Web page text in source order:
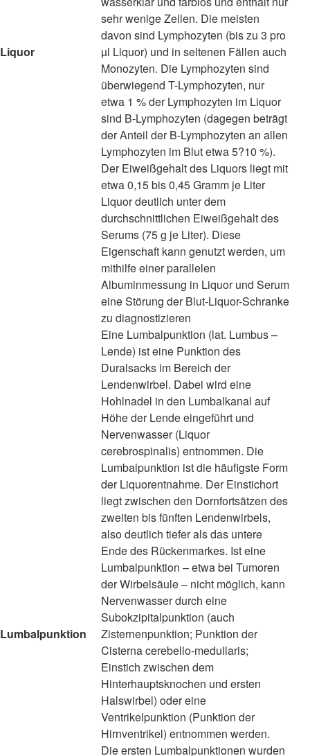
Liquor
sehr wenige Zellen. Die meisten
davon sind Lymphozyten (bis zu 3 pro
µl Liquor) und in seltenen Fällen auch
Monozyten. Die Lymphozyten sind
überwiegend T-Lymphozyten, nur
etwa 1 % der Lymphozyten im Liquor
sind B-Lymphozyten (dagegen beträgt
der Anteil der B-Lymphozyten an allen
Lymphozyten im Blut etwa 5?10 %).
Der Eiweißgehalt des Liquors liegt mit
etwa 0,15 bis 0,45 Gramm je Liter
Liquor deutlich unter dem
durchschnittlichen Eiweißgehalt des
Serums (75 g je Liter). Diese
Eigenschaft kann genutzt werden, um
mithilfe einer parallelen
Albuminmessung in Liquor und Serum
eine Störung der Blut-Liquor-Schranke
zu diagnostizieren
Lumbalpunktion
Eine Lumbalpunktion (lat. Lumbus –
Lende) ist eine Punktion des
Duralsacks im Bereich der
Lendenwirbel. Dabei wird eine
Hohlnadel in den Lumbalkanal auf
Höhe der Lende eingeführt und
Nervenwasser (Liquor
cerebrospinalis) entnommen. Die
Lumbalpunktion ist die häufigste Form
der Liquorentnahme. Der Einstichort
liegt zwischen den Dornfortsätzen des
zweiten bis fünften Lendenwirbels,
also deutlich tiefer als das untere
Ende des Rückenmarkes. Ist eine
Lumbalpunktion – etwa bei Tumoren
der Wirbelsäule – nicht möglich, kann
Nervenwasser durch eine
Subokzipitalpunktion (auch
Zisternenpunktion; Punktion der
Cisterna cerebello-medullaris;
Einstich zwischen dem
Hinterhauptsknochen und ersten
Halswirbel) oder eine
Ventrikelpunktion (Punktion der
Hirnventrikel) entnommen werden.
Die ersten Lumbalpunktionen wurden